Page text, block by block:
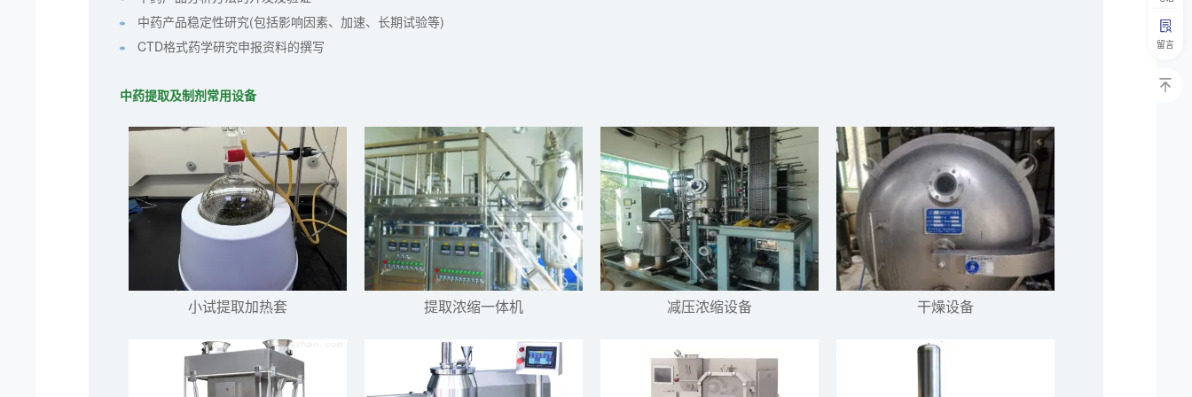
留言
中药产品稳定性研究(包括影响因素、加速、长期试验等)
CTD格式药学研究申报资料的撰写
中药提取及制剂常用设备
小试提取加热套 提取浓缩一体机 减压浓缩设备 干燥设备